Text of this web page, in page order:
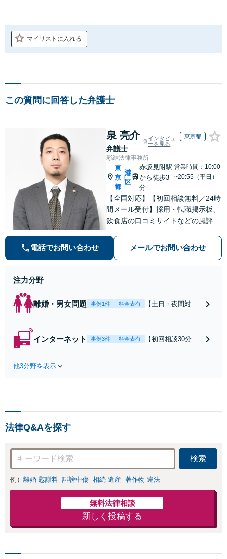
マイリストに入れる
この質問に回答した弁護士
泉 亮介
弁護士
インタビュ
ーを見る
東京都
彩結法律事務所
東
京
都
港
区
赤坂見附駅
から徒歩3
分
営業時間：10:00
~20:55（平日）
【全国対応】【初回相談無料／24時
間メール受付】採用・転職掲示板、
飲食店の口コミサイトなどの風評被
の種類を問わず相談可。可能な限り
早期対応で駆けつけサポート【労
電話でお問い合わせ メールでお問い合わせ
注力分野
離婚・男女問題 事例1件 料金表有
【土日・夜間対応
れたら、サインす
インターネット 事例3件 料金表有
【初回相談30分無
お店の風評被害対
応可：開示請求の
意見照会が来たと
きの対処法、被害
者との示談交渉
他3分野を表示
法律Q&Aを探す
検索
例） 離婚 慰謝料 誹謗中傷 相続 遺産 著作物 違法
無料法律相談
新しく投稿する